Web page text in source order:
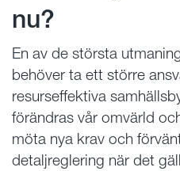
nu?
En av de största
behöver ta ett större
resurseffektiva
förändras vår omvärld
möta nya krav och
detaljreglering när det